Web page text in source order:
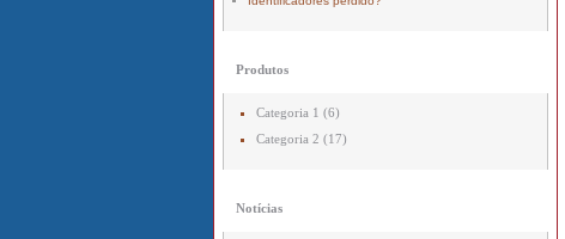
Produtos
Categoria 1 (6)
Categoria 2 (17)
Notícias